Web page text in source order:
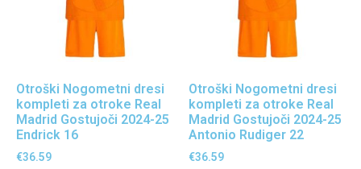
Otroški Nogometni dresi
kompleti za otroke Real
Madrid Gostujoči 2024-25
Endrick 16
€36.59
Otroški Nogometni dresi
kompleti za otroke Real
Madrid Gostujoči 2024-25
Antonio Rudiger 22
€36.59